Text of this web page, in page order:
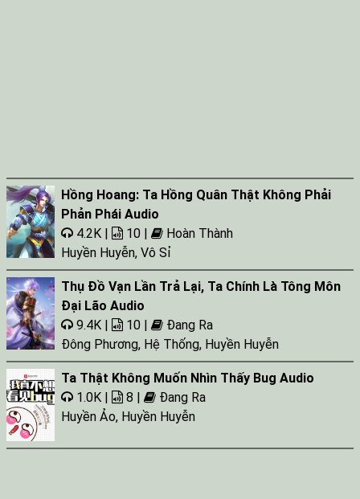
Hồng Hoang: Ta Hồng Quân Thật Không Phải
Phản Phái Audio
4.2K |
10 |
Hoàn Thành
Huyền Huyễn, Vô Sỉ
Thụ Đồ Vạn Lần Trả Lại, Ta Chính Là Tông Môn
Đại Lão Audio
9.4K |
10 |
Đang Ra
Đông Phương, Hệ Thống, Huyền Huyễn
Ta Thật Không Muốn Nhìn Thấy Bug Audio
1.0K |
8 |
Đang Ra
Huyền Ảo, Huyền Huyễn